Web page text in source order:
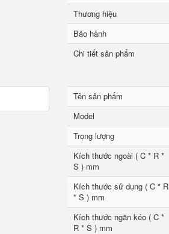
Thương hiệu
Bảo hành
Chi tiết sản phẩm
Tên sản phẩm
Model
Trọng lượng
Kích thước ngoài ( C * R *
S ) mm
Kích thước sử dụng ( C * R
* S ) mm
Kích thước ngăn kéo ( C *
R * S ) mm